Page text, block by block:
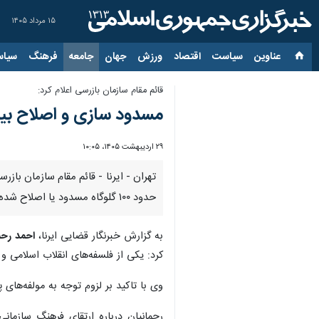
۱۵ مرداد ۱۴۰۵
عناوین‌ سیاست اقتصاد ورزش جهان جامعه فرهنگ
قائم مقام سازمان بازرسی اعلام کرد:
مسدود سازی و اصلاح بیش از ۱۰۰
۲۹ اردیبهشت ۱۴۰۵، ۱۰:۰۵